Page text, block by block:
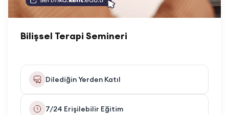
Bilişsel Terapi Semineri
Dilediğin Yerden Katıl
7/24 Erişilebilir Eğitim